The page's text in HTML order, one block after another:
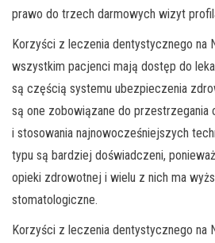
prawo do trzech darmowych wizyt
Korzyści z leczenia dentystycznego na
wszystkim pacjenci mają dostęp do
są częścią systemu ubezpieczenia
są one zobowiązane do przestrzegania
i stosowania najnowocześniejszych
typu są bardziej doświadczeni,
opieki zdrowotnej i wielu z nich ma
stomatologiczne.
Korzyści z leczenia dentystycznego na